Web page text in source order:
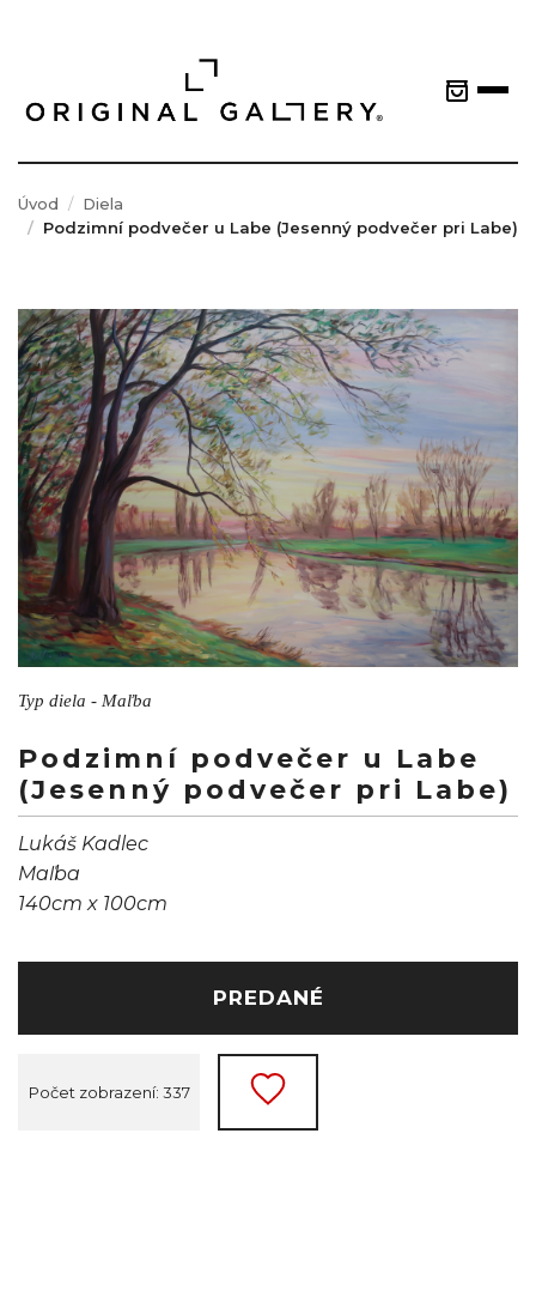
Úvod
Diela
Podzimní podvečer u Labe (Jesenný podvečer pri Labe)
Typ diela - Maľba
Podzimní podvečer u Labe
(Jesenný podvečer pri Labe)
Lukáš Kadlec
Maľba
140cm x 100cm
PREDANÉ
Počet zobrazení: 337